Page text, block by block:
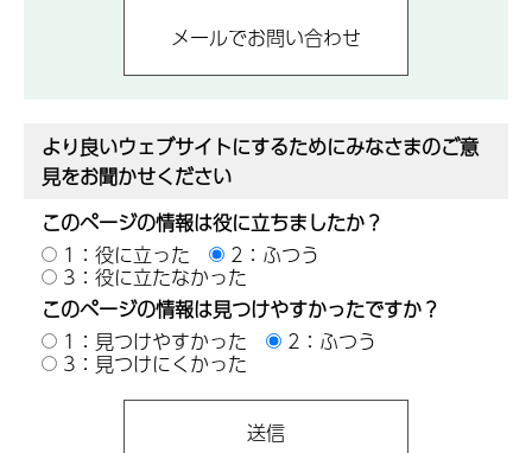
より良いウェブサイトにするためにみなさまのご意
見をお聞かせください
このページの情報は役に立ちましたか？
1：役に立った
2：ふつう
3：役に立たなかった
このページの情報は見つけやすかったですか？
1：見つけやすかった
2：ふつう
3：見つけにくかった